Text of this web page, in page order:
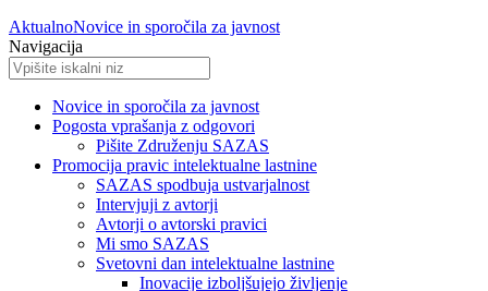
AktualnoNovice in sporočila za javnost
Navigacija
Novice in sporočila za javnost
Pogosta vprašanja z odgovori
Pišite Združenju SAZAS
Promocija pravic intelektualne lastnine
SAZAS spodbuja ustvarjalnost
Intervjuji z avtorji
Avtorji o avtorski pravici
Mi smo SAZAS
Svetovni dan intelektualne lastnine
Inovacije izboljšujejo življenje